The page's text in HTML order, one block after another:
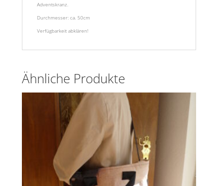
Adventskranz.
Durchmesser: ca. 50cm
Verfügbarkeit abklären!
Ähnliche Produkte